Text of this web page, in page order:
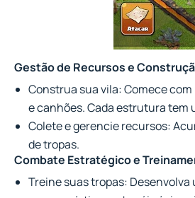
Gestão de Recursos e
Construa sua vila: Comece
e canhões. Cada estrutura tem
Colete e gerencie recursos:
de tropas.
Combate Estratégico e
Treine suas tropas: